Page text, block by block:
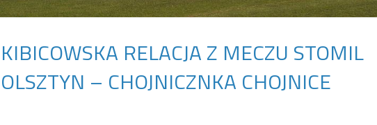
KIBICOWSKA RELACJA Z MECZU STOMIL
OLSZTYN – CHOJNICZNKA CHOJNICE